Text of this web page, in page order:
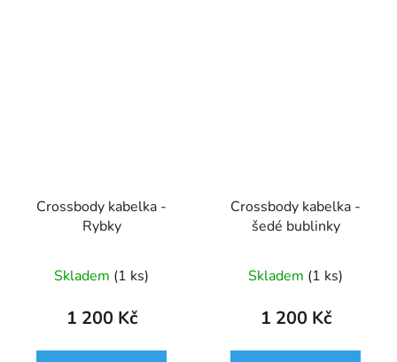
Crossbody kabelka -
Rybky
Skladem (1 ks)
1 200 Kč
Crossbody kabelka -
šedé bublinky
Skladem (1 ks)
1 200 Kč